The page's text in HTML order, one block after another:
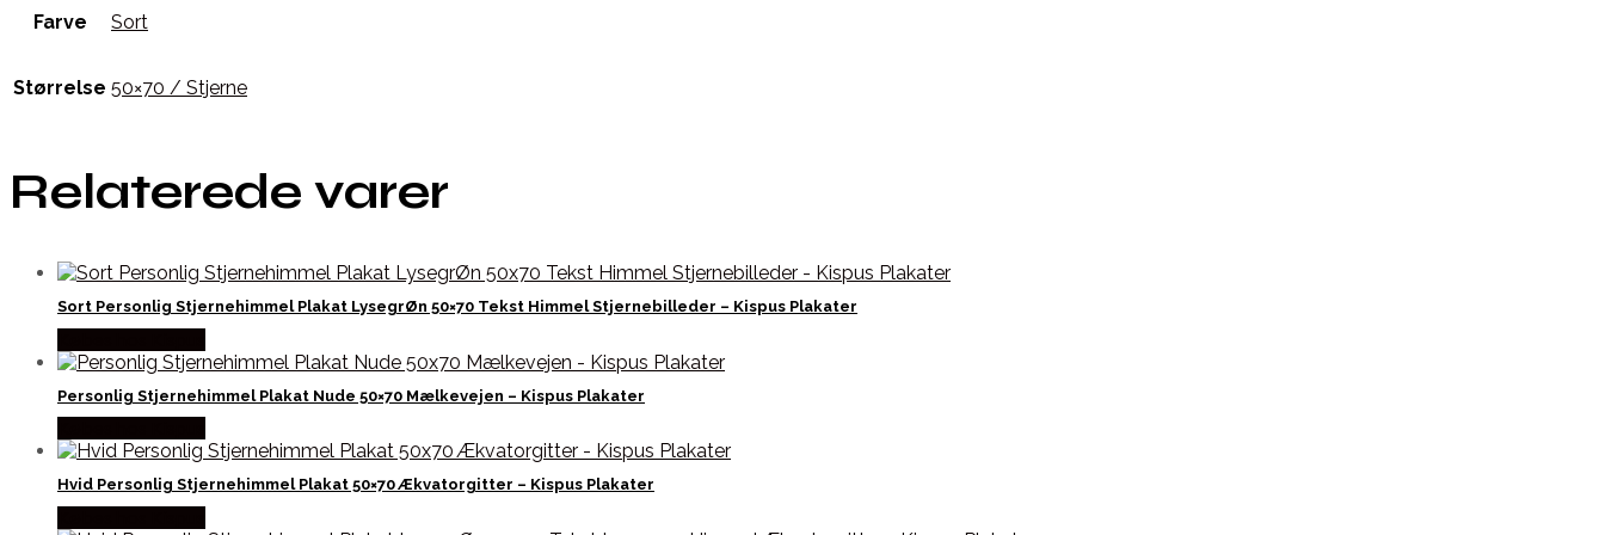
Farve Sort
Størrelse 50×70 / Stjerne
Relaterede varer
Sort Personlig Stjernehimmel Plakat LysegrØn 50×70 Tekst Himmel Stjernebilleder – Kispus Plakater
Personlig Stjernehimmel Plakat Nude 50×70 Mælkevejen – Kispus Plakater
Hvid Personlig Stjernehimmel Plakat 50×70 Ækvatorgitter – Kispus Plakater